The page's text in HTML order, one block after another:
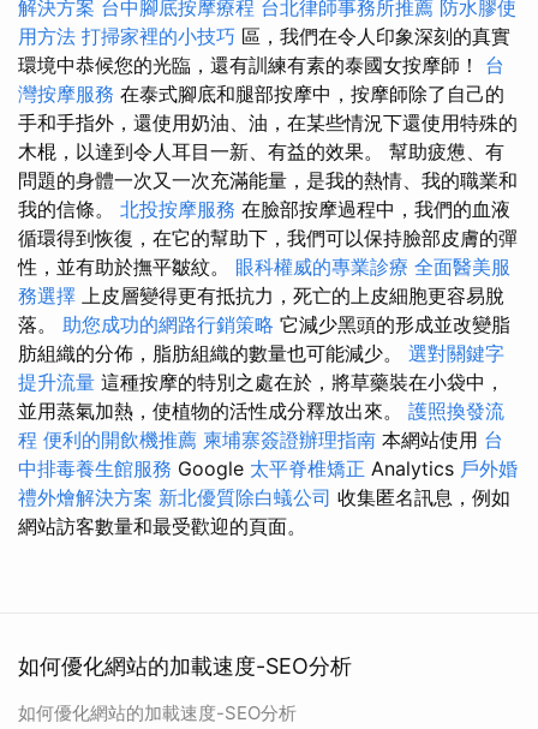
解決方案 台中腳底按摩療程 台北律師事務所推薦 防水膠使
用方法 打掃家裡的小技巧 區，我們在令人印象深刻的真實
環境中恭候您的光臨，還有訓練有素的泰國女按摩師！ 台
灣按摩服務 在泰式腳底和腿部按摩中，按摩師除了自己的
手和手指外，還使用奶油、油，在某些情況下還使用特殊的
木棍，以達到令人耳目一新、有益的效果。 幫助疲憊、有
問題的身體一次又一次充滿能量，是我的熱情、我的職業和
我的信條。 北投按摩服務 在臉部按摩過程中，我們的血液
循環得到恢復，在它的幫助下，我們可以保持臉部皮膚的彈
性，並有助於撫平皺紋。 眼科權威的專業診療 全面醫美服
務選擇 上皮層變得更有抵抗力，死亡的上皮細胞更容易脫
落。 助您成功的網路行銷策略 它減少黑頭的形成並改變脂
肪組織的分佈，脂肪組織的數量也可能減少。 選對關鍵字
提升流量 這種按摩的特別之處在於，將草藥裝在小袋中，
並用蒸氣加熱，使植物的活性成分釋放出來。 護照換發流
程 便利的開飲機推薦 柬埔寨簽證辦理指南 本網站使用 台
中排毒養生館服務 Google 太平脊椎矯正 Analytics 戶外婚
禮外燴解決方案 新北優質除白蟻公司 收集匿名訊息，例如
網站訪客數量和最受歡迎的頁面。
如何優化網站的加載速度-SEO分析
如何優化網站的加載速度-SEO分析